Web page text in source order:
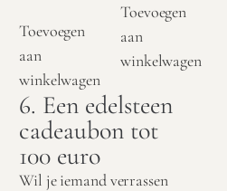
Toevoegen
aan
winkelwagen
Toevoegen
aan
winkelwagen
6. Een edelsteen
cadeaubon tot
100 euro
Wil je iemand verrassen